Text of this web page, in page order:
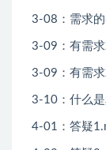
3-08：需求
3-09：有需
3-09：有需
3-10：什么
4-01：答疑